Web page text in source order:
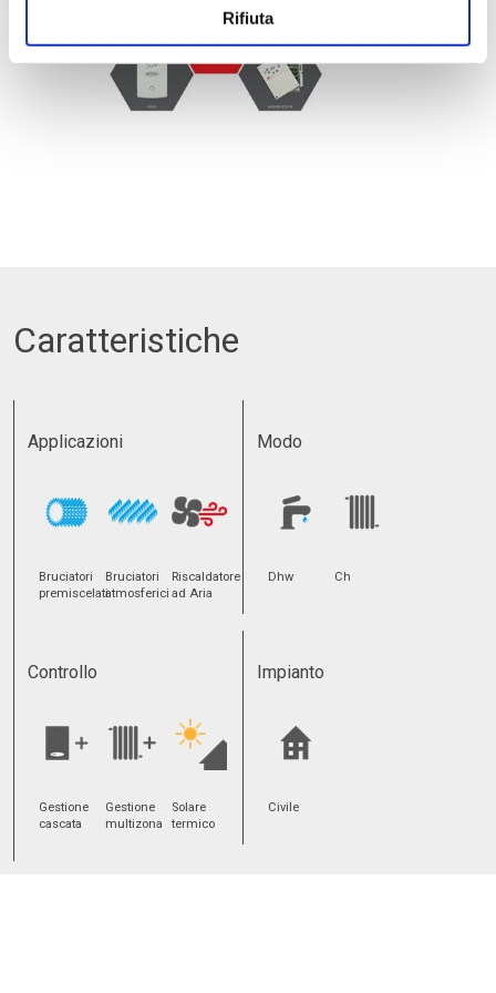
Rifiuta
Caratteristiche
Applicazioni
Bruciatori
premiscelati
Bruciatori
atmosferici
Riscaldatore
ad Aria
Modo
Dhw Ch
Controllo
Gestione
cascata
Gestione
multizona
Solare
termico
Impianto
Civile